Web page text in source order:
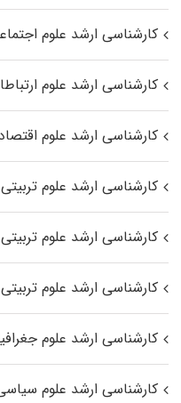
کارشناسی ارشد علوم
کارشناسی ارشد علوم
کارشناسی ارشد علوم
کارشناسی ارشد علوم تربیتی
کارشناسی ارشد علوم تربیتی ۲
کارشناسی ارشد علوم تربیتی ۳
کارشناسی ارشد علوم
کارشناسی ارشد علوم